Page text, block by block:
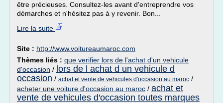
être précieuses. Consultez-les avant d'entreprendre vos
démarches et n'hésitez pas à y revenir. Bon...
Lire la suite
Site : http://www.voitureaumaroc.com
Thèmes liés : que verifier lors de l'achat d'un vehicule
d'occasion / lors de l achat d un vehicule d
occasion / achat et vente de vehicules d'occasion au maroc /
acheter une voiture d'occasion au maroc / achat et
vente de vehicules d'occasion toutes marques